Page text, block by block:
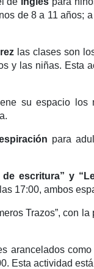
de 8 a 11 años;
las clases son
y las niñas. Esta
su espacio los
para
de escritura” y
17:00, ambos
Trazos”, con
arancelados
Esta actividad